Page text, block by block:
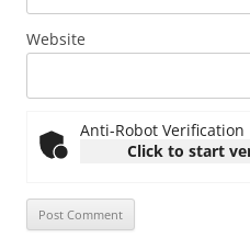
Website
Anti-Robot Verification
Click to start